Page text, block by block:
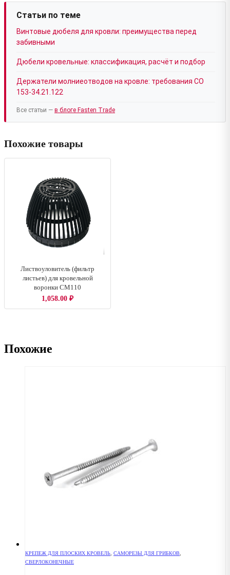
Статьи по теме
Винтовые дюбеля для кровли: преимущества перед
забивными
Дюбели кровельные: классификация, расчёт и подбор
Держатели молниеотводов на кровле: требования СО
153-34.21.122
Все статьи — в блоге Fasten Trade
Похожие товары
Листвоуловитель (фильтр
листьев) для кровельной
воронки CM110
1,058.00 ₽
Похожие
КРЕПЕЖ ДЛЯ ПЛОСКИХ КРОВЕЛЬ, САМОРЕЗЫ ДЛЯ ГРИБКОВ,
СВЕРЛОКОНЕЧНЫЕ